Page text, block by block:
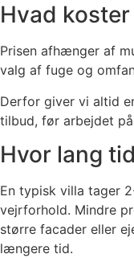
Hvad
Prisen afhænger af
valg af fuge og
Derfor giver vi altid
tilbud, før arbejdet
Hvor lang
En typisk villa tager
vejrforhold. Mindre
større facader eller
længere tid.